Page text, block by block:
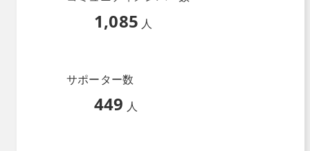
1,085 人
サポーター数
449 人